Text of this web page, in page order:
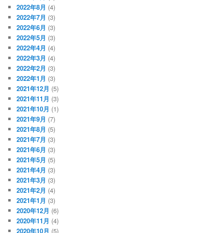
2022年8月 (4)
2022年7月 (3)
2022年6月 (3)
2022年5月 (3)
2022年4月 (4)
2022年3月 (4)
2022年2月 (3)
2022年1月 (3)
2021年12月 (5)
2021年11月 (3)
2021年10月 (1)
2021年9月 (7)
2021年8月 (5)
2021年7月 (3)
2021年6月 (3)
2021年5月 (5)
2021年4月 (3)
2021年3月 (3)
2021年2月 (4)
2021年1月 (3)
2020年12月 (6)
2020年11月 (4)
2020年10月 (5)